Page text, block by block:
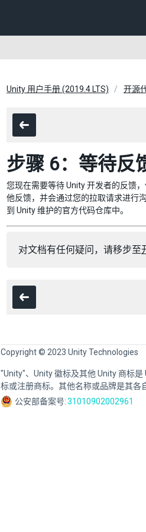
Unity 用户手册 (2019.4 LTS) 开源
步骤 6：等待反
您现在需要等待 Unity 开发者的反馈
他反馈，并会通过您的拉取请求进行
到 Unity 维护的官方代码仓库中。
对文档有任何疑问，请移步至
Copyright © 2023 Unity Technologies
"Unity"、Unity 徽标及其他 Unity 商标
标或注册商标。其他名称或品牌是其各
公安部备案号:31010902002961